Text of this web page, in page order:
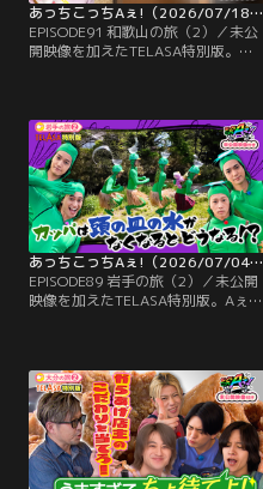
あっちこっちAぇ!（2026/07/18放送分）第91話
EPISODE91 和歌山の旅（2）／未公
開映像を加えたTELASA特別版。小
の特産品が描かれたトランプを使
い、ジョーカーを引かなければゲー
ムクリアとなる中、小島は脅威の引
きを見せる！？さらに、手だけを見
て…。
あっちこっちAぇ!（2026/07/04放送分）第89話
EPISODE89 岩手の旅（2）／未公開
映像を加えたTELASA特別版。Aぇ!
叶えるため、カッパに変身！頭の皿
の水がなくなったら弱ってしまうの
は本当なのか、生態を再現するた
め、水の入ったボウルを頭の上に乗
せた縄跳びに挑戦。